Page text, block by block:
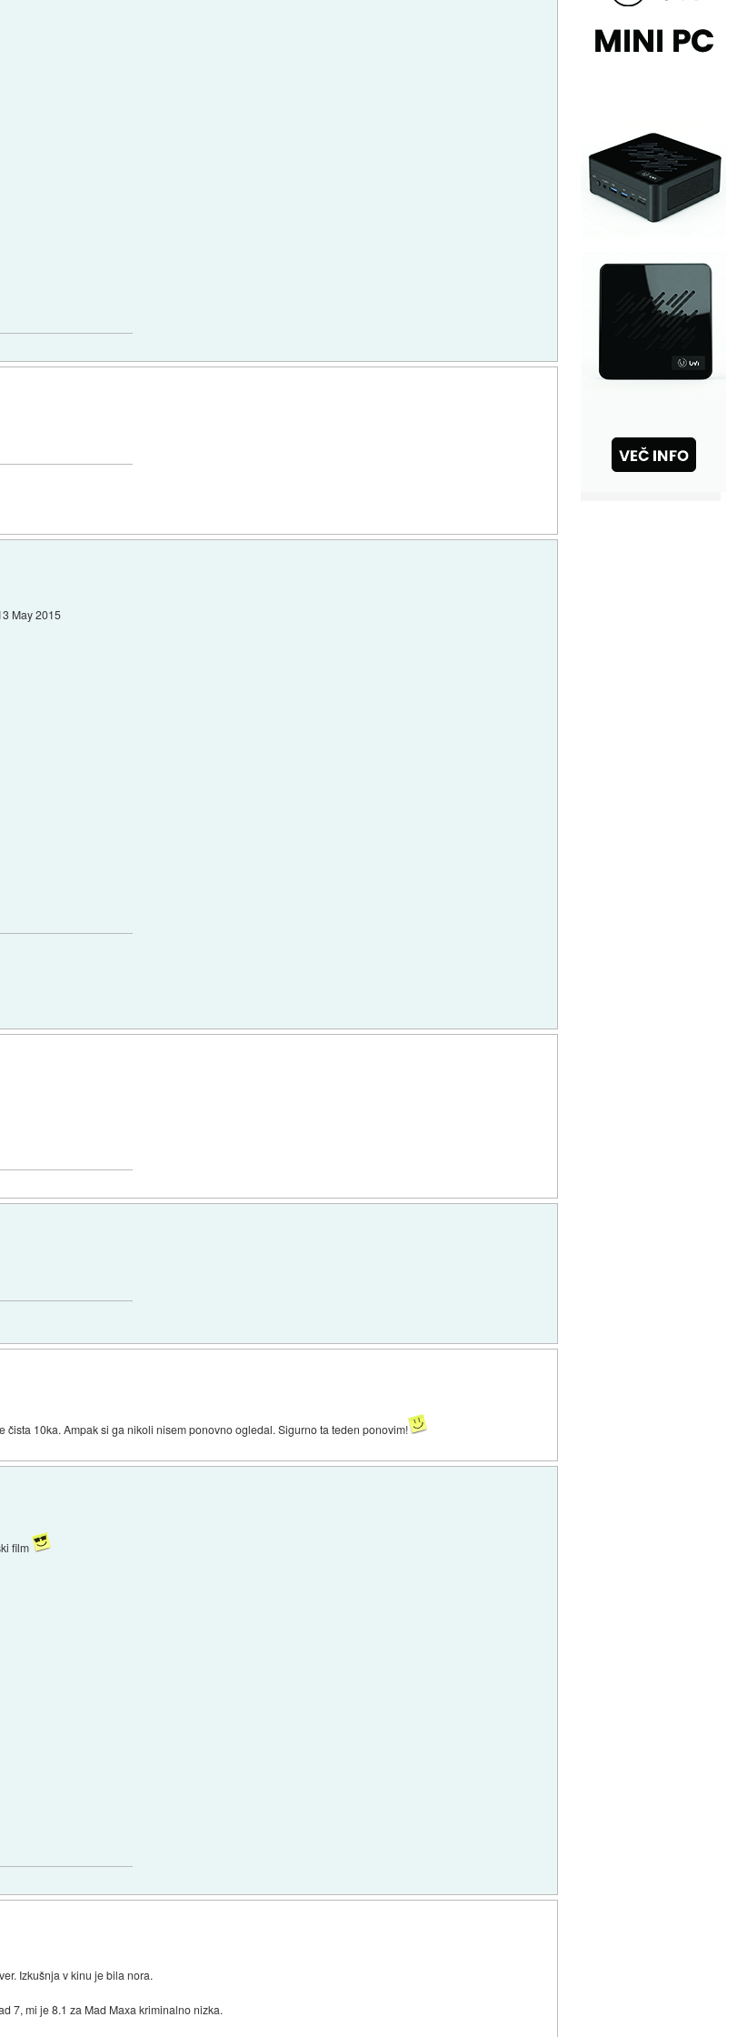
May 2015
10ka. Ampak si ga nikoli nisem ponovno ogledal. Sigurno ta teden ponovim!
film
Izkušnja v kinu je bila nora.
7, mi je 8.1 za Mad Maxa kriminalno nizka.